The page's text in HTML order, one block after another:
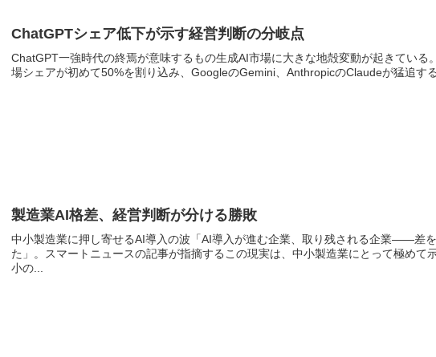
ChatGPTシェア低下が示す経営判断の分岐点
ChatGPT一強時代の終焉が意味するもの生成AI市場に大きな地殻変動が起きてい
場シェアが初めて50%を割り込み、GoogleのGemini、AnthropicのClaudeが猛追する
製造業AI格差、経営判断が分ける勝敗
中小製造業に押し寄せるAI導入の波「AI導入が進む企業、取り残される企業――差
た」。スマートニュースの記事が指摘するこの現実は、中小製造業にとって極めて
小の...